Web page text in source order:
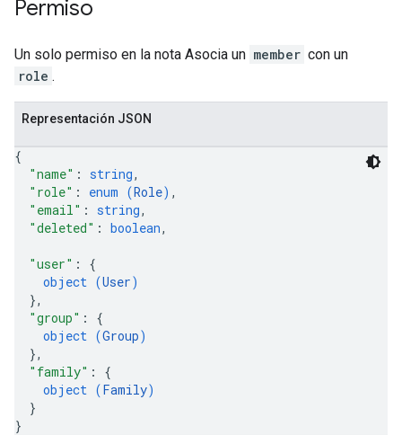
Permiso
Un solo permiso en la nota Asocia un member con un
role .
Representación JSON
{
"name" : string,
"role" : enum (Role) ,
"email" : string,
"deleted" : boolean,
"user" : {
object (User)
},
"group" : {
object (Group)
},
"family" : {
object (Family)
}
}